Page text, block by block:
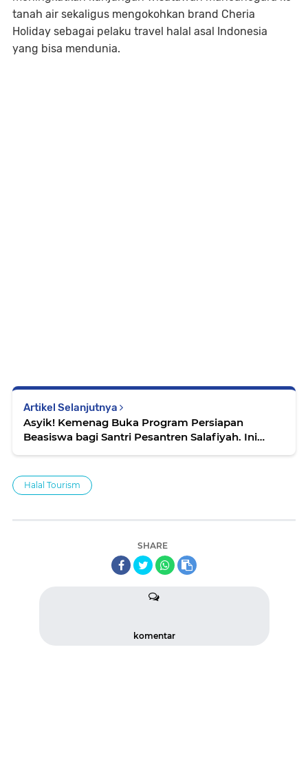
tanah air sekaligus mengokohkan brand Cheria
Holiday sebagai pelaku travel halal asal Indonesia
yang bisa mendunia.
Artikel Selanjutnya
Asyik! Kemenag Buka Program Persiapan
Beasiswa bagi Santri Pesantren Salafiyah. Ini
Halal Tourism
SHARE
komentar